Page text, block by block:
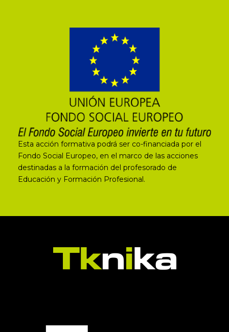
Esta acción formativa podrá ser co-financiada por el
Fondo Social Europeo, en el marco de las acciones
destinadas a la formación del profesorado de
Educación y Formación Profesional.